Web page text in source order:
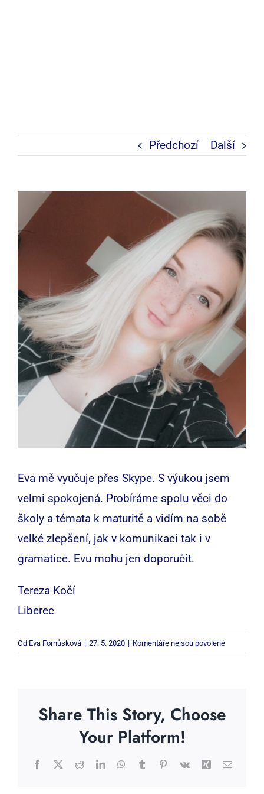
Předchozí Další
Zobrazit
větší
Eva mě vyučuje přes Skype. S výukou jsem
velmi spokojená. Probíráme spolu věci do
školy a témata k maturitě a vidím na sobě
velké zlepšení, jak v komunikaci tak i v
gramatice. Evu mohu jen doporučit.
Tereza Kočí
Liberec
Od Eva Fornůsková | 27. 5. 2020 | Komentáře nejsou povolenéu
textu
Share This Story, Choose
Your Platform!
Facebook
X RedditLinkedInWhatsApp
TumblrPinterest
Vk Xing E-